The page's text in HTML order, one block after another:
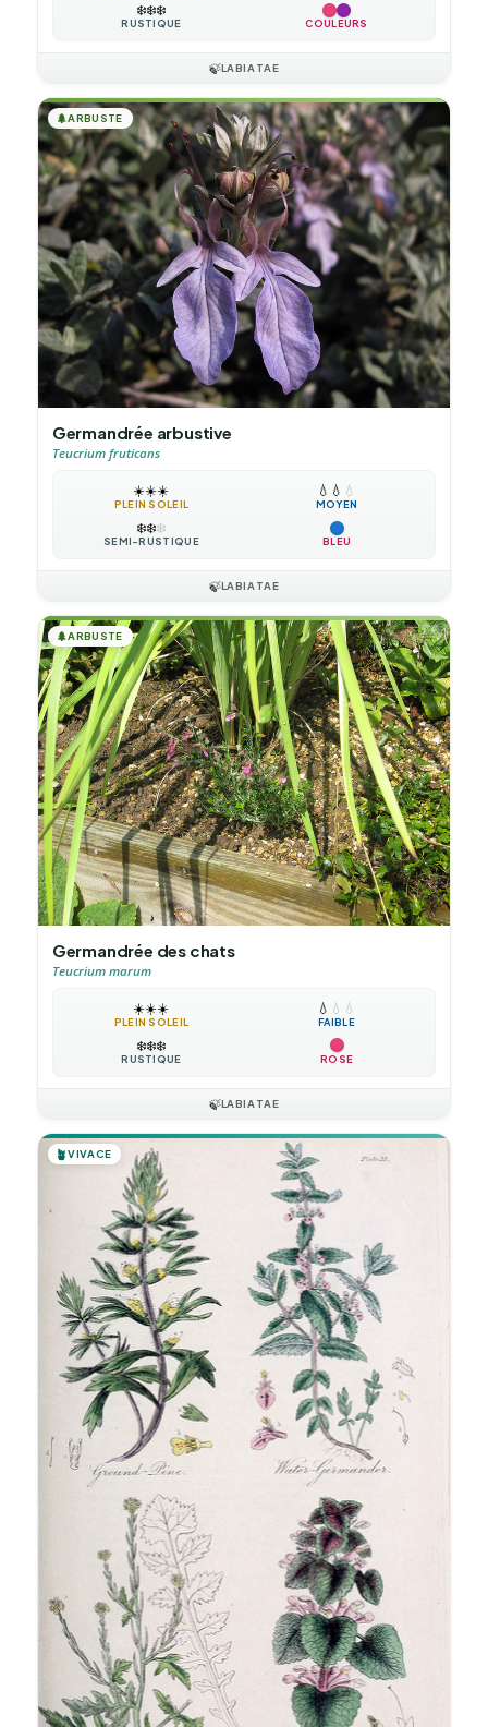
❄️❄️❄️
RUSTIQUE COULEURS
🍃LABIATAE
🌲ARBUSTE
Germandrée arbustive
Teucrium fruticans
☀️☀️☀️
PLEIN SOLEIL
💧 💧 💧
MOYEN
❄️❄️❄️
SEMI-RUSTIQUE BLEU
🍃LABIATAE
🌲ARBUSTE
Germandrée des chats
Teucrium marum
☀️☀️☀️
PLEIN SOLEIL
💧 💧 💧
FAIBLE
❄️❄️❄️
RUSTIQUE ROSE
🍃LABIATAE
🪴VIVACE